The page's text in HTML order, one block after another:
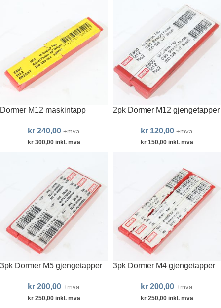
Dormer M12 maskintapp
kr 240,00 +mva
kr 300,00 inkl. mva
2pk Dormer M12 gjengetapper
kr 120,00 +mva
kr 150,00 inkl. mva
3pk Dormer M5 gjengetapper
kr 200,00 +mva
kr 250,00 inkl. mva
3pk Dormer M4 gjengetapper
kr 200,00 +mva
kr 250,00 inkl. mva